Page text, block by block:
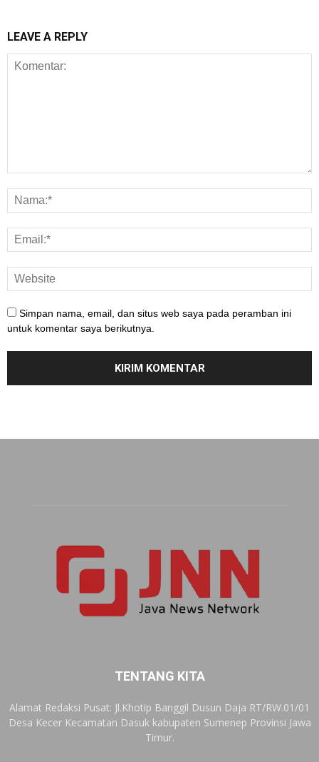
LEAVE A REPLY
Simpan nama, email, dan situs web saya pada peramban ini
untuk komentar saya berikutnya.
TENTANG KITA
Alamat Redaksi Pusat: Jl.Khotip Banggil Dusun Daja RT/RW.01/01
Desa Kecer Kecamatan Dasuk kabupaten Sumenep Provinsi Jawa
Timur.